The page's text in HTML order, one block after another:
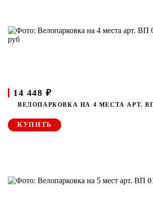
14 448 ₽
ВЕЛОПАРКОВКА НА 4 МЕСТА АРТ.
КУПИТЬ